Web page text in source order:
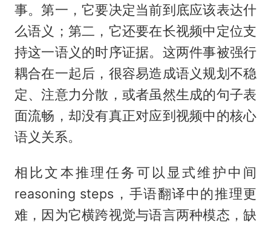
事。第一，它要决定当前到底应该表达什
么语义；第二，它还要在长视频中定位支
持这一语义的时序证据。这两件事被强行
耦合在一起后，很容易造成语义规划不稳
定、注意力分散，或者虽然生成的句子表
面流畅，却没有真正对应到视频中的核心
语义关系。
相比文本推理任务可以显式维护中间
reasoning steps，手语翻译中的推理更
难，因为它横跨视觉与语言两种模态，缺